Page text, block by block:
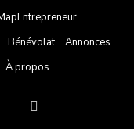
Bénévolat
Annonces
À propos
YouTube